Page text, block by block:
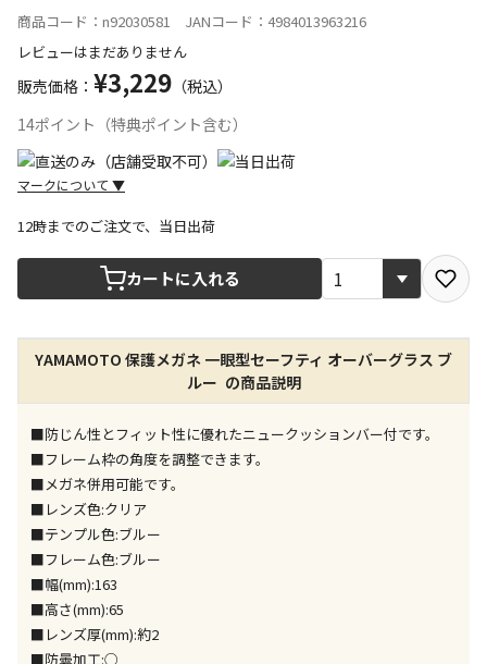
商品コード：n92030581 JANコード：4984013963216
レビューはまだありません
販売価格： ¥3,229 （税込）
14ポイント（特典ポイント含む）
マークについて ▼
宅配や店舗受取を選択できる商品です
店舗のみで受取できる商品です（宅配便でのお届けが
できません）
※同時購入の商品は、全て同じ店舗での受取となりま
す
特定の店舗のみで受取ができる商品です（宅配便での
お届けができません）
※同時購入の商品は、全て同じ店舗での受取となりま
す
委託業者によりお届けする商品です
※ほか商品との同時購入はできません。お手数です
が、ご購入手続きを分けてお買い求めください
※支払い方法の代金引換は選択できません。
※電話注文はできません。
12時までのご注文で、当日出荷
カートに入れる
YAMAMOTO 保護メガネ 一眼型セーフティ オーバーグラス ブ
ルー の商品説明
■防じん性とフィット性に優れたニュークッションバー付です。
■フレーム枠の角度を調整できます。
■メガネ併用可能です。
■レンズ色:クリア
■テンプル色:ブルー
■フレーム色:ブルー
■幅(mm):163
■高さ(mm):65
■レンズ厚(mm):約2
■防曇加工:○